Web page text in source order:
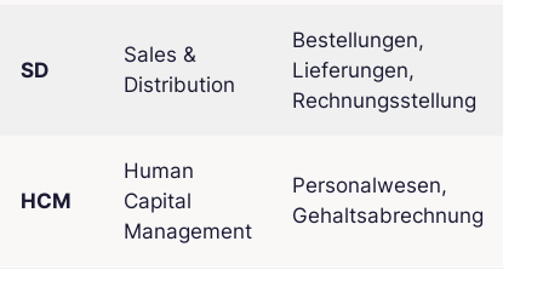
SD
Sales &
Distribution
Bestellungen,
Lieferungen,
Rechnungsstellung
HCM
Human
Capital
Management
Personalwesen,
Gehaltsabrechnung